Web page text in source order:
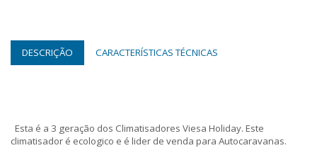
DESCRIÇÃO CARACTERÍSTICAS TÉCNICAS
Esta é a 3 geração dos Climatisadores Viesa Holiday. Este
climatisador é ecologico e é lider de venda para Autocaravanas.